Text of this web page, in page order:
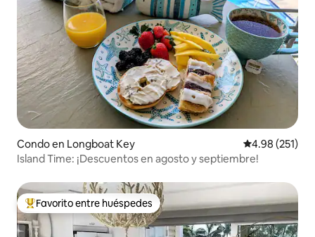
Condo en Longboat Key Calificación
4.98 (251)
Island Time: ¡Descuentos en agosto y septiembre!
Favorito entre huéspedes preferido
Favorito entre huéspedes